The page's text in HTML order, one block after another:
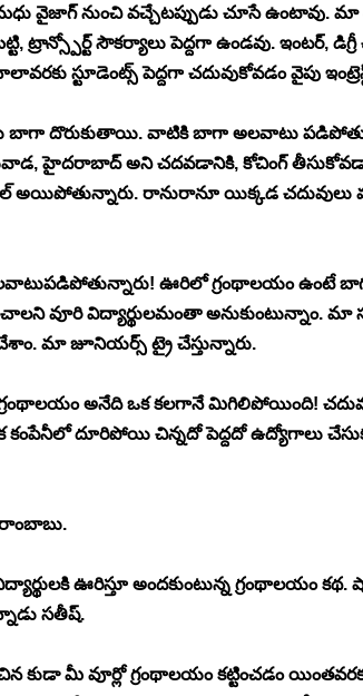
వైజాగ్ నుంచి వచ్చేటప్పుడు చూసే ఉంటావు.
సౌకర్యాలు పెద్దగా ఉండవు. ఇంటర్, డిగ్రీ
స్టూడెంట్స్ పెద్దగా చదువుకోవడం వైపు
బాగా దొరుకుతాయి. వాటికి బాగా అలవాటు
హైదరాబాద్ అని చదవడానికి, కోచింగ్
అయిపోతున్నారు. రానురానూ యిక్కడ చదువులు
ఊరిలో గ్రంథాలయం ఉంటే
వూరి విద్యార్థులమంతా అనుకుంటున్నాం. మా
మా జూనియర్స్ ట్రై చేస్తున్నారు.
అనేది ఒక కలగానే మిగిలిపోయింది!
దూరిపోయి చిన్నదో పెద్దదో ఉద్యోగాలు
ఊరిస్తూ అందకుంటున్న గ్రంథాలయం కథ.
సతీష్.
మీ వూర్లో గ్రంథాలయం కట్టించడం